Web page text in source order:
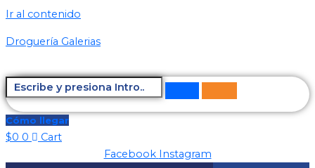
Ir al contenido
Droguería Galerias
Cómo llegar
$0 0
Cart
Facebook Instagram